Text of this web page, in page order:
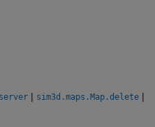
| sim3d.maps.Map.delete |